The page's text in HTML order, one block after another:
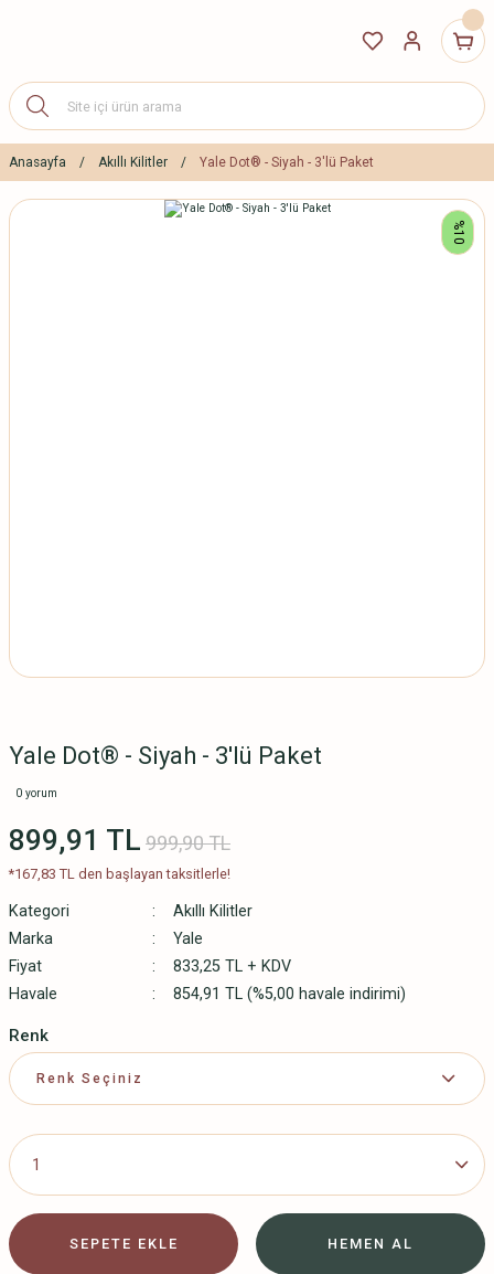
Anasayfa Akıllı Kilitler Yale Dot® - Siyah - 3'lü Paket
%10
Yale Dot® - Siyah - 3'lü Paket
0 yorum
899,91 TL 999,90 TL
*167,83 TL den başlayan taksitlerle!
Kategori
Akıllı Kilitler
Marka
Yale
Fiyat
833,25 TL + KDV
Havale
854,91 TL (%5,00 havale indirimi)
Renk
SEPETE EKLE HEMEN AL